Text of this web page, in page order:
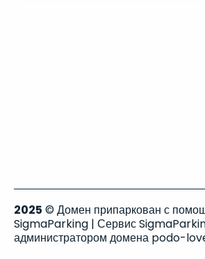
2025 © Домен припаркован с
SigmaParking | Сервис
администратором домена podo-